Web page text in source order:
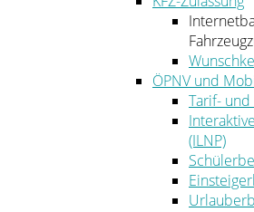
ÖPNV und
Tarif-
(ILNP)